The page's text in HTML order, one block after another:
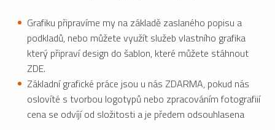
Grafiku připravíme my na základě zaslaného popisu a
podkladů, nebo můžete využít služeb vlastního grafika
který připraví design do šablon, které můžete stáhnout
ZDE.
Základní grafické práce jsou u nás ZDARMA, pokud nás
oslovíté s tvorbou logotypů nebo zpracováním fotografiií
cena se odvíjí od složitosti a je předem odsouhlasena